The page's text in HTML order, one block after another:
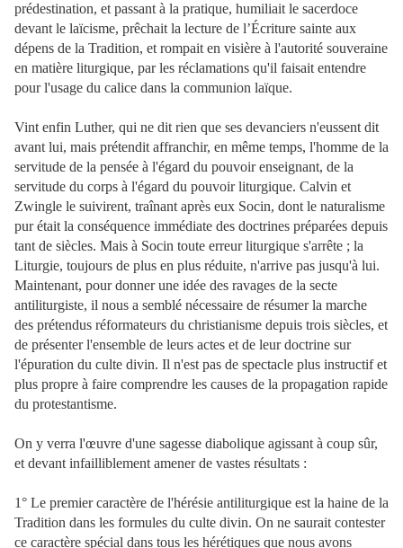
prédestination, et passant à la pratique, humiliait le sacerdoce
devant le laïcisme, prêchait la lecture de l’Écriture sainte aux
dépens de la Tradition, et rompait en visière à l'autorité souveraine
en matière liturgique, par les réclamations qu'il faisait entendre
pour l'usage du calice dans la communion laïque.
Vint enfin Luther, qui ne dit rien que ses devanciers n'eussent dit
avant lui, mais prétendit affranchir, en même temps, l'homme de la
servitude de la pensée à l'égard du pouvoir enseignant, de la
servitude du corps à l'égard du pouvoir liturgique. Calvin et
Zwingle le suivirent, traînant après eux Socin, dont le naturalisme
pur était la conséquence immédiate des doctrines préparées depuis
tant de siècles. Mais à Socin toute erreur liturgique s'arrête ; la
Liturgie, toujours de plus en plus réduite, n'arrive pas jusqu'à lui.
Maintenant, pour donner une idée des ravages de la secte
antiliturgiste, il nous a semblé nécessaire de résumer la marche
des prétendus réformateurs du christianisme depuis trois siècles, et
de présenter l'ensemble de leurs actes et de leur doctrine sur
l'épuration du culte divin. Il n'est pas de spectacle plus instructif et
plus propre à faire comprendre les causes de la propagation rapide
du protestantisme.
On y verra l'œuvre d'une sagesse diabolique agissant à coup sûr,
et devant infailliblement amener de vastes résultats :
1° Le premier caractère de l'hérésie antiliturgique est la haine de la
Tradition dans les formules du culte divin. On ne saurait contester
ce caractère spécial dans tous les hérétiques que nous avons